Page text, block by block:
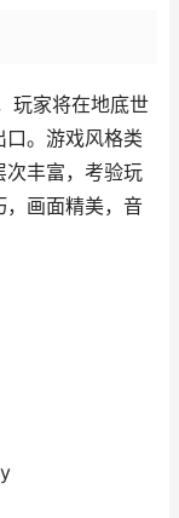
玩家将在地底世
。游戏风格类
次丰富，考验玩
，画面精美，音